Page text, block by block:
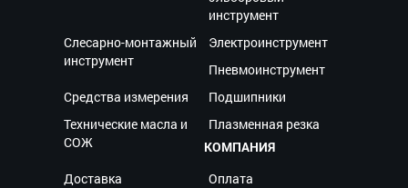
инструмент
Слесарно-монтажный
инструмент
Электроинструмент
Пневмоинструмент
Средства измерения
Подшипники
Технические масла и
СОЖ
Плазменная резка
КОМПАНИЯ
Доставка
Оплата